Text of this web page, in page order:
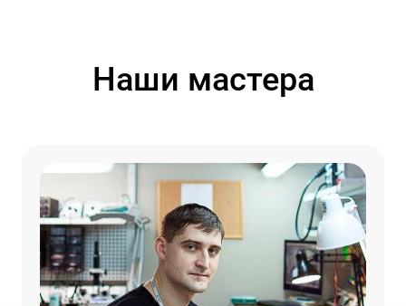
Наши мастера